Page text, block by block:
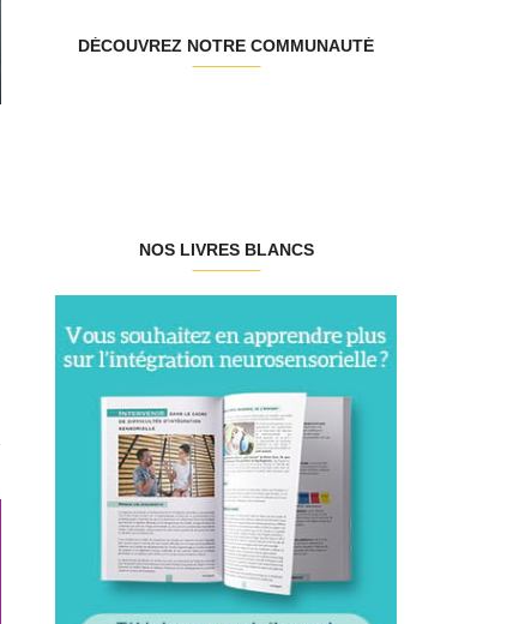
DÉCOUVREZ NOTRE COMMUNAUTÉ
NOS LIVRES BLANCS